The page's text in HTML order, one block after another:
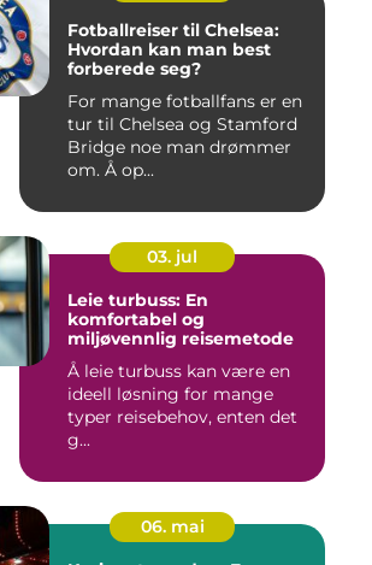
Fotballreiser til Chelsea:
Hvordan kan man best
forberede seg?
For mange fotballfans er en
tur til Chelsea og Stamford
Bridge noe man drømmer
om. Å op...
03. jul
Leie turbuss: En
komfortabel og
miljøvennlig reisemetode
Å leie turbuss kan være en
ideell løsning for mange
typer reisebehov, enten det
g...
06. mai